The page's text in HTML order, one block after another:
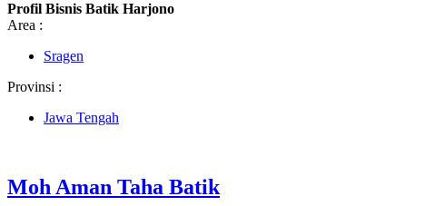
Profil Bisnis Batik Harjono
Area :
Sragen
Provinsi :
Jawa Tengah
Moh Aman Taha Batik